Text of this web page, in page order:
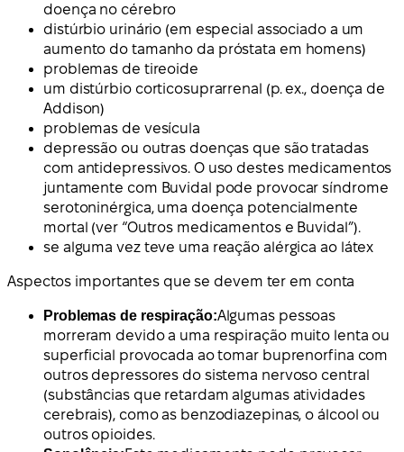
doença no cérebro
distúrbio urinário (em especial associado a um
aumento do tamanho da próstata em homens)
problemas de tireoide
um distúrbio corticosuprarrenal (p. ex., doença de
Addison)
problemas de vesícula
depressão ou outras doenças que são tratadas
com antidepressivos. O uso destes medicamentos
juntamente com Buvidal pode provocar síndrome
serotoninérgica, uma doença potencialmente
mortal (ver “Outros medicamentos e Buvidal”).
se alguma vez teve uma reação alérgica ao látex
Aspectos importantes que se devem ter em conta
Problemas de respiração:Algumas pessoas
morreram devido a uma respiração muito lenta ou
superficial provocada ao tomar buprenorfina com
outros depressores do sistema nervoso central
(substâncias que retardam algumas atividades
cerebrais), como as benzodiazepinas, o álcool ou
outros opioides.